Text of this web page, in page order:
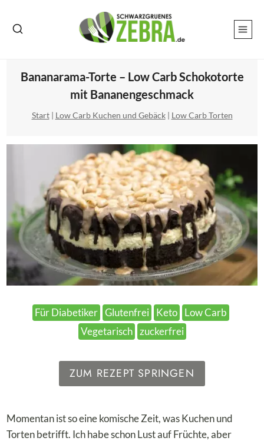
Inhalt
Bananarama-Torte – Low Carb Schokotorte
mit Bananengeschmack
Start| Low Carb Kuchen und Gebäck| Low Carb Torten
Für Diabetiker Glutenfrei Keto
Low Carb
Vegetarisch zuckerfrei
ZUM REZEPT SPRINGEN
Momentan ist so eine komische Zeit, was Kuchen und
Torten betrifft. Ich habe schon Lust auf Früchte, aber